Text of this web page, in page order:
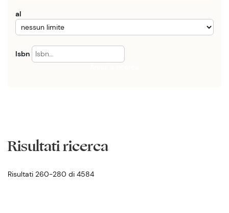
al
Isbn
Risultati ricerca
Risultati 260-280 di 4584